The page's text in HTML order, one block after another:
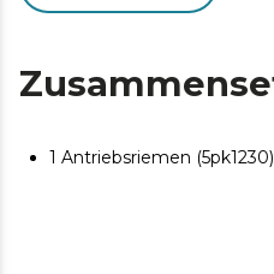
1 Antriebsriemen (5pk1230)